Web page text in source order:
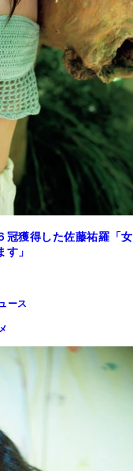
冠獲得した佐藤祐羅「女
」
ース